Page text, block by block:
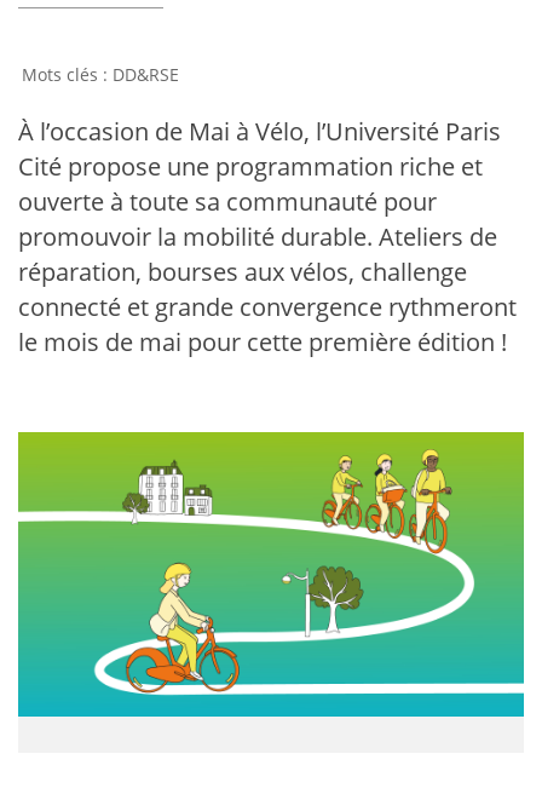
DD&RSE
À l’occasion de Mai à Vélo, l’Université Paris
Cité propose une programmation riche et
ouverte à toute sa communauté pour
promouvoir la mobilité durable. Ateliers de
réparation, bourses aux vélos, challenge
connecté et grande convergence rythmeront
le mois de mai pour cette première édition !